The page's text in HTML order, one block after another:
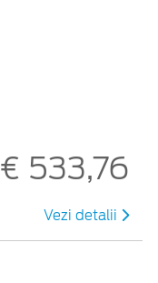
€ 533,76
Vezi detalii